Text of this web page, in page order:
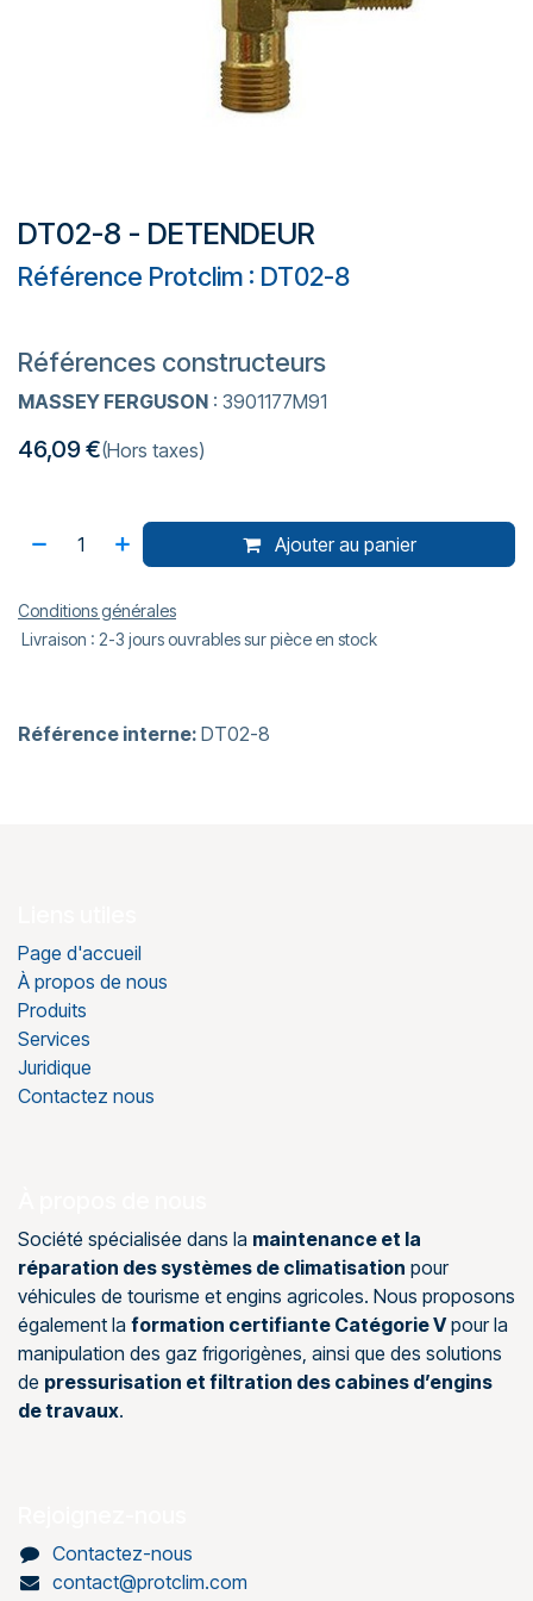
DT02-8 - DETENDEUR
Référence Protclim : DT02-8
Références constructeurs
MASSEY FERGUSON : 3901177M91
46,09€(Hors taxes)
Ajouter au panier
Conditions générales
Livraison : 2-3 jours ouvrables sur pièce en stock
Référence interne: DT02-8
Page d'accueil
À propos de nous
Produits
Services
Juridique
Contactez nous
Société spécialisée dans la maintenance et la
réparation des systèmes de climatisation pour
véhicules de tourisme et engins agricoles. Nous proposons
également la formation certifiante Catégorie Vpour la
manipulation des gaz frigorigènes, ainsi que des solutions
de pressurisation et filtration des cabines d’engins
de travaux.
Contactez-nous
contact@protclim.com